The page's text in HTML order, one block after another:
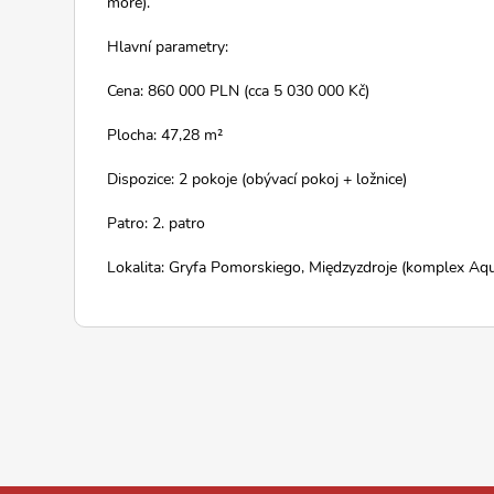
Hlavní parametry:
Cena: 860 000 PLN (cca 5 030 000 Kč)
Plocha: 47,28 m²
Dispozice: 2 pokoje (obývací pokoj + ložnice)
Patro: 2. patro
Lokalita: Gryfa Pomorskiego, Międzyzdroje (komplex